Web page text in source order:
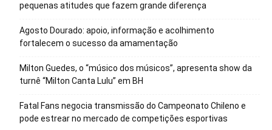
pequenas atitudes que fazem grande diferença
Agosto Dourado: apoio, informação e acolhimento
fortalecem o sucesso da amamentação
Milton Guedes, o “músico dos músicos”, apresenta show da
turnê “Milton Canta Lulu” em BH
Fatal Fans negocia transmissão do Campeonato Chileno e
pode estrear no mercado de competições esportivas